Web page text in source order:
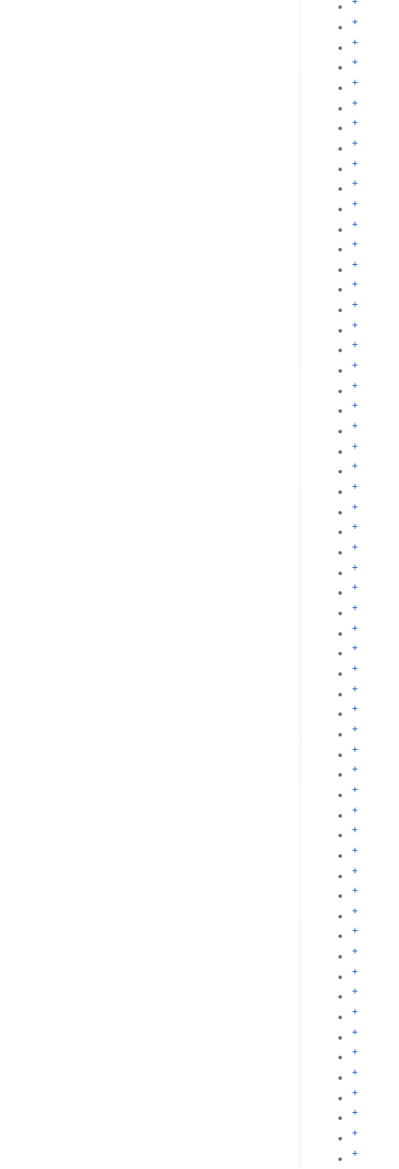
+
+
+
+
+
+
+
+
+
+
+
+
+
+
+
+
+
+
+
+
+
+
+
+
+
+
+
+
+
+
+
+
+
+
+
+
+
+
+
+
+
+
+
+
+
+
+
+
+
+
+
+
+
+
+
+
+